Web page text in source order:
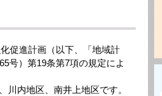
促進計画（以下、「地域計
号）第19条第7項の規定によ
内地区、南井上地区です。